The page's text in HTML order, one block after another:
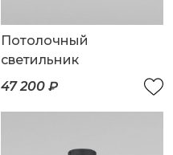
Потолочный
светильник
47 200 ₽